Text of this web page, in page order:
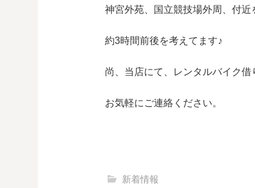
神宮外苑、国立競技場外周、付近
約3時間前後を考えてます♪
尚、当店にて、レンタルバイク借
お気軽にご連絡ください。
新着情報